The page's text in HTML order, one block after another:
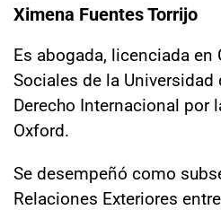
Ximena Fuentes Torrijo
Es abogada, licenciada
Sociales de la Universidad
Derecho Internacional por
Oxford.
Se desempeñó como
Relaciones Exteriores